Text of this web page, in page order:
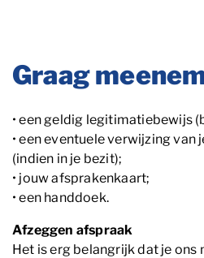
Graag
• een geldig legitimatiebewijs
• een eventuele verwijzing
(indien in je bezit);
• jouw afsprakenkaart;
• een handdoek.
Afzeggen afspraak
Het is erg belangrijk dat je ons